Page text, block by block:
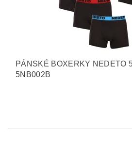
PÁNSKÉ BOXERKY NEDETO
5NB002B